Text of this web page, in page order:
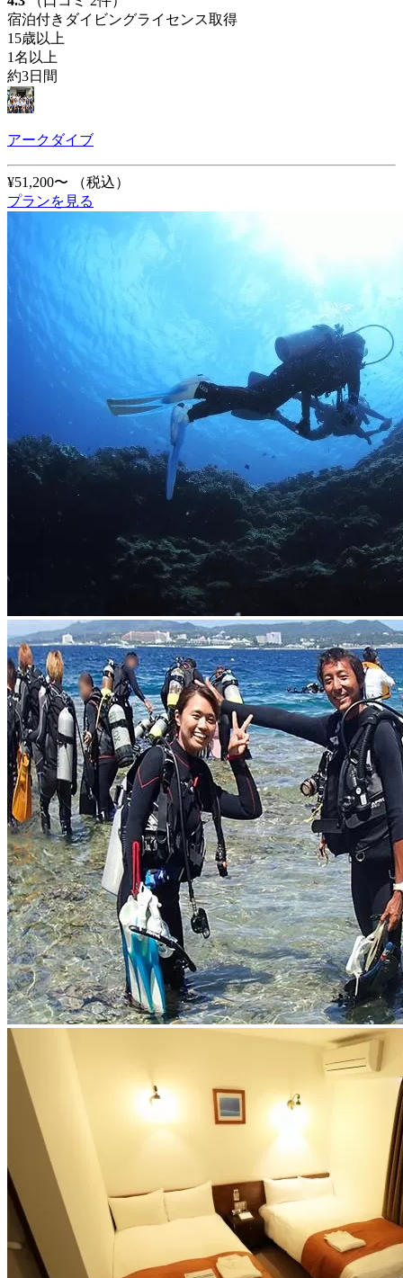
宿泊付きダイビングライセンス取得
15歳以上
1名以上
約3日間
アークダイブ
¥51,200〜
（税込）
プランを見る